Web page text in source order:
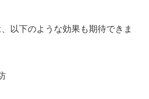
以下のような効果も期待できま